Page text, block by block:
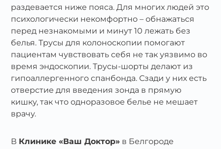
раздевается ниже пояса. Для многих людей это
психологически некомфортно – обнажаться
перед незнакомыми и минут 10 лежать без
белья. Трусы для колоноскопии помогают
пациентам чувствовать себя не так уязвимо во
время эндоскопии. Трусы-шорты делают из
гипоаллергенного спанбонда. Сзади у них есть
отверстие для введения зонда в прямую
кишку, так что одноразовое белье не мешает
врачу.
В Клинике «Ваш Доктор» в Белгороде